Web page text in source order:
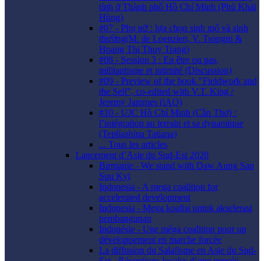
tính ở Thành phố Hồ Chí Minh (Phù Khải
Hùng)
#07 - Phụ nữ : lựa chọn sinh mổ và sinh
thường(M. de Loenzien, V. Tsopgni &
Hoang Thi Thuy Trang)
#08 - Session 3 : En être ou pas,
militantisme et intimité (Discussion)
#09 - Preview of the book "Fieldwork and
the Self", co-edited with V.T. King /
Jeremy Jammes (lAO)
#10 - UJC Hồ Chí Minh (Cần Thơ) :
l’intégration au terrain et sa dynamique
(Tepliashina Tatiana)
... Tous les articles
Lancement d’Asie du Sud-Est 2020
Birmanie - We stand with Daw Aung San
Suu Kyi
Indonesia - A mega coalition for
accelerated development
Indonesia - Mega koalisi untuk akselerasi
pembangunan
Indonésie - Une méga coalition pour un
développement en marche forcée
La diffusion du Salafisme en Asie du Sud-